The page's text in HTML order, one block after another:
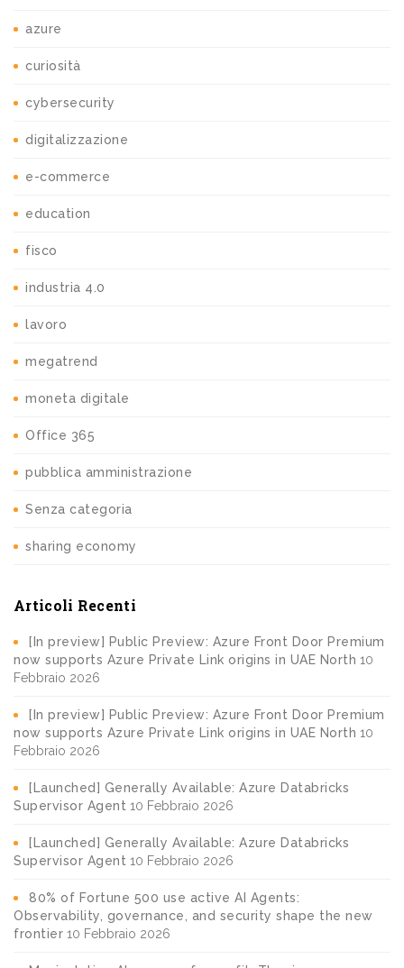
azure
curiosità
cybersecurity
digitalizzazione
e-commerce
education
fisco
industria 4.0
lavoro
megatrend
moneta digitale
Office 365
pubblica amministrazione
Senza categoria
sharing economy
Articoli Recenti
[In preview] Public Preview: Azure Front Door Premium
now supports Azure Private Link origins in UAE North 10
Febbraio 2026
[In preview] Public Preview: Azure Front Door Premium
now supports Azure Private Link origins in UAE North 10
Febbraio 2026
[Launched] Generally Available: Azure Databricks
Supervisor Agent 10 Febbraio 2026
[Launched] Generally Available: Azure Databricks
Supervisor Agent 10 Febbraio 2026
80% of Fortune 500 use active AI Agents:
Observability, governance, and security shape the new
frontier 10 Febbraio 2026